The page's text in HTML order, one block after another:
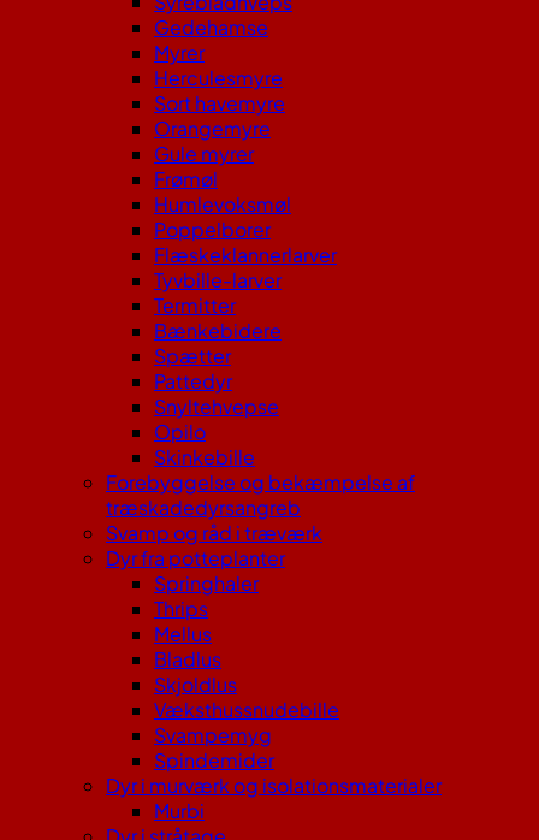
Gedehamse
Myrer
Herculesmyre
Sort havemyre
Orangemyre
Gule myrer
Frømøl
Humlevoksmøl
Poppelborer
Flæskeklannerlarver
Tyvbille-larver
Termitter
Bænkebidere
Spætter
Pattedyr
Snyltehvepse
Opilo
Skinkebille
Forebyggelse og bekæmpelse af
træskadedyrsangreb
Svamp og råd i træværk
Dyr fra potteplanter
Springhaler
Thrips
Mellus
Bladlus
Skjoldlus
Væksthussnudebille
Svampemyg
Spindemider
Dyr i murværk og isolationsmaterialer
Murbi